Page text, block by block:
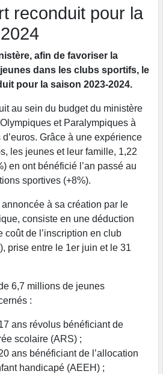
reconduit pour la
afin de favoriser la
dans les clubs sportifs, le
pour la saison 2023-2024.
au sein du budget du ministère
et Paralympiques à
Grâce à une expérience
les jeunes et leur famille, 1,22
en ont bénéficié l’an passé au
sportives (+8%).
à sa création par le
consiste en une déduction
coût de l’inscription en club
prise entre le 1er juin et le 31
6,7 millions de jeunes
:
ans révolus bénéficiant de
scolaire (ARS) ;
ans bénéficiant de l’allocation
handicapé (AEEH) ;